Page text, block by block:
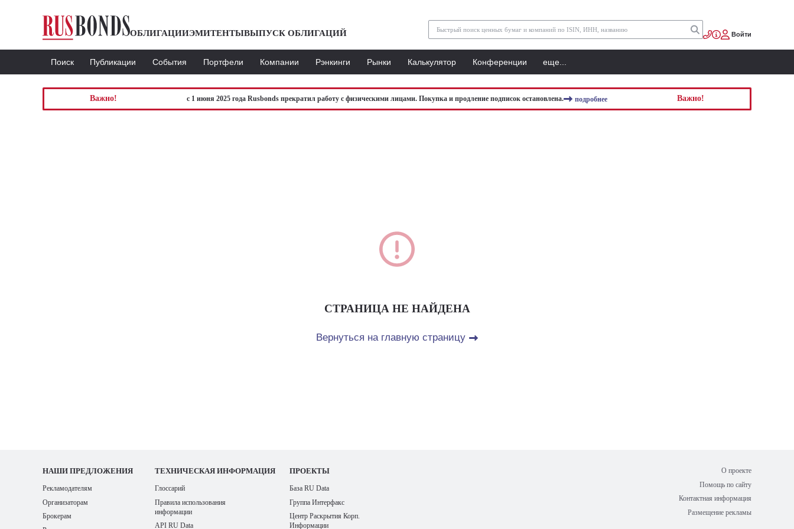
ОБЛИГАЦИИЭМИТЕНТЫВЫПУСК ОБЛИГАЦИЙ Войти
Поиск Публикации События Портфели Компании Рэнкинги Рынки Калькулятор Конференции еще...
Важно! с 1 июня 2025 года Rusbonds прекратил работу с физическими лицами. Покупка и продление подписок остановлена. подробнее Важно!
СТРАНИЦА НЕ НАЙДЕНА
Вернуться на главную страницу
НАШИ ПРЕДЛОЖЕНИЯ
Рекламодателям
Организаторам
Брокерам
ТЕХНИЧЕСКАЯ ИНФОРМАЦИЯ
Глоссарий
Правила использования
информации
API RU Data
ПРОЕКТЫ
База RU Data
Группа Интерфакс
Центр Раскрытия Корп.
Информации
О проекте
Помощь по сайту
Контактная информация
Размещение рекламы